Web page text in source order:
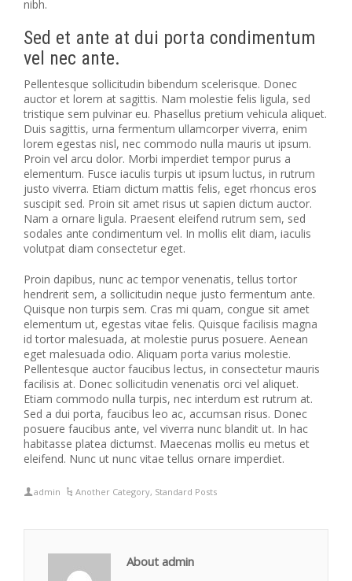
nibh.
Sed et ante at dui porta condimentum
vel nec ante.
Pellentesque sollicitudin bibendum scelerisque. Donec
auctor et lorem at sagittis. Nam molestie felis ligula, sed
tristique sem pulvinar eu. Phasellus pretium vehicula aliquet.
Duis sagittis, urna fermentum ullamcorper viverra, enim
lorem egestas nisl, nec commodo nulla mauris ut ipsum.
Proin vel arcu dolor. Morbi imperdiet tempor purus a
elementum. Fusce iaculis turpis ut ipsum luctus, in rutrum
justo viverra. Etiam dictum mattis felis, eget rhoncus eros
suscipit sed. Proin sit amet risus ut sapien dictum auctor.
Nam a ornare ligula. Praesent eleifend rutrum sem, sed
sodales ante condimentum vel. In mollis elit diam, iaculis
volutpat diam consectetur eget.
Proin dapibus, nunc ac tempor venenatis, tellus tortor
hendrerit sem, a sollicitudin neque justo fermentum ante.
Quisque non turpis sem. Cras mi quam, congue sit amet
elementum ut, egestas vitae felis. Quisque facilisis magna
id tortor malesuada, at molestie purus posuere. Aenean
eget malesuada odio. Aliquam porta varius molestie.
Pellentesque auctor faucibus lectus, in consectetur mauris
facilisis at. Donec sollicitudin venenatis orci vel aliquet.
Etiam commodo nulla turpis, nec interdum est rutrum at.
Sed a dui porta, faucibus leo ac, accumsan risus. Donec
posuere faucibus ante, vel viverra nunc blandit ut. In hac
habitasse platea dictumst. Maecenas mollis eu metus et
eleifend. Nunc ut nunc vitae tellus ornare imperdiet.
admin Another Category, Standard Posts
About admin